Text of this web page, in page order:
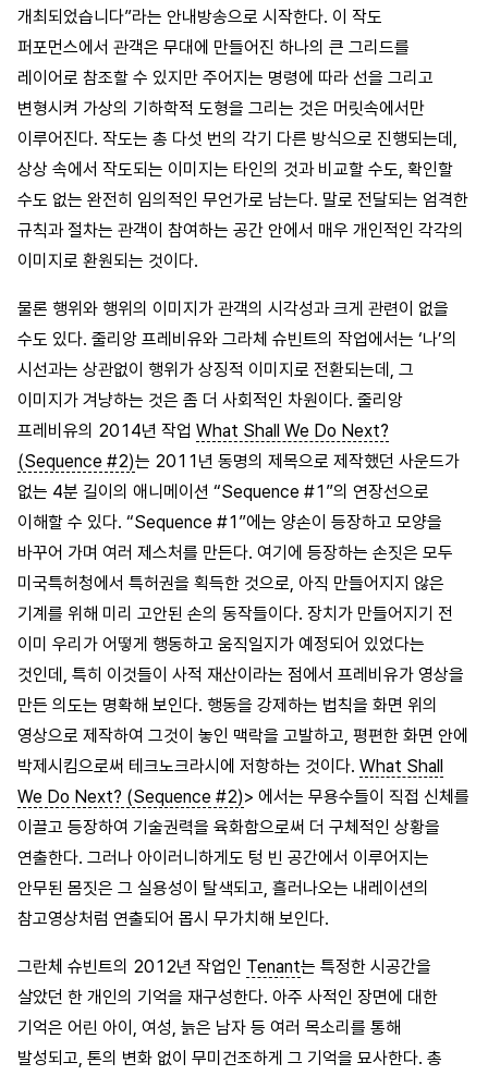
개최되었습니다”라는 안내방송으로 시작한다. 이 작도
퍼포먼스에서 관객은 무대에 만들어진 하나의 큰 그리드를
레이어로 참조할 수 있지만 주어지는 명령에 따라 선을 그리고
변형시켜 가상의 기하학적 도형을 그리는 것은 머릿속에서만
이루어진다. 작도는 총 다섯 번의 각기 다른 방식으로 진행되는데,
상상 속에서 작도되는 이미지는 타인의 것과 비교할 수도, 확인할
수도 없는 완전히 임의적인 무언가로 남는다. 말로 전달되는 엄격한
규칙과 절차는 관객이 참여하는 공간 안에서 매우 개인적인 각각의
이미지로 환원되는 것이다.
물론 행위와 행위의 이미지가 관객의 시각성과 크게 관련이 없을
수도 있다. 줄리앙 프레비유와 그라체 슈빈트의 작업에서는 ‘나’의
시선과는 상관없이 행위가 상징적 이미지로 전환되는데, 그
이미지가 겨냥하는 것은 좀 더 사회적인 차원이다. 줄리앙
프레비유의 2014년 작업 What Shall We Do Next?
(Sequence #2)는 2011년 동명의 제목으로 제작했던 사운드가
없는 4분 길이의 애니메이션 “Sequence #1”의 연장선으로
이해할 수 있다. “Sequence #1”에는 양손이 등장하고 모양을
바꾸어 가며 여러 제스처를 만든다. 여기에 등장하는 손짓은 모두
미국특허청에서 특허권을 획득한 것으로, 아직 만들어지지 않은
기계를 위해 미리 고안된 손의 동작들이다. 장치가 만들어지기 전
이미 우리가 어떻게 행동하고 움직일지가 예정되어 있었다는
것인데, 특히 이것들이 사적 재산이라는 점에서 프레비유가 영상을
만든 의도는 명확해 보인다. 행동을 강제하는 법칙을 화면 위의
영상으로 제작하여 그것이 놓인 맥락을 고발하고, 평편한 화면 안에
박제시킴으로써 테크노크라시에 저항하는 것이다. What Shall
We Do Next? (Sequence #2)> 에서는 무용수들이 직접 신체를
이끌고 등장하여 기술권력을 육화함으로써 더 구체적인 상황을
연출한다. 그러나 아이러니하게도 텅 빈 공간에서 이루어지는
안무된 몸짓은 그 실용성이 탈색되고, 흘러나오는 내레이션의
참고영상처럼 연출되어 몹시 무가치해 보인다.
그란체 슈빈트의 2012년 작업인 Tenant는 특정한 시공간을
살았던 한 개인의 기억을 재구성한다. 아주 사적인 장면에 대한
기억은 어린 아이, 여성, 늙은 남자 등 여러 목소리를 통해
발성되고, 톤의 변화 없이 무미건조하게 그 기억을 묘사한다. 총